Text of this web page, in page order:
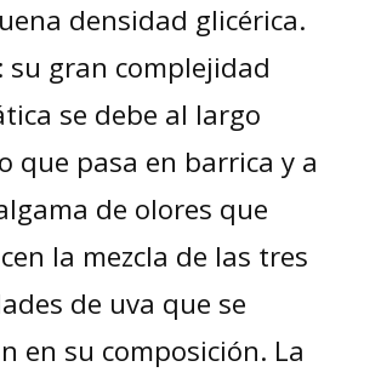
densidad glicérica.
: su gran complejidad
se debe al largo
que pasa en barrica y a
de olores que
la mezcla de las tres
de uva que se
en su composición. La